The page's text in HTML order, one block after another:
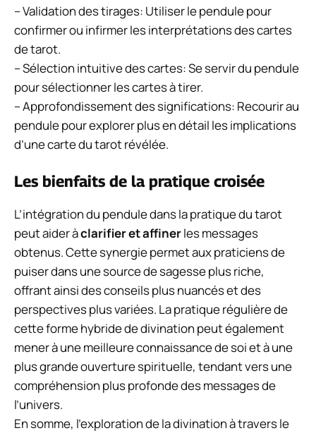
– Validation des tirages: Utiliser le pendule pour
confirmer ou infirmer les interprétations des cartes
de tarot.
– Sélection intuitive des cartes: Se servir du pendule
pour sélectionner les cartes à tirer.
– Approfondissement des significations: Recourir au
pendule pour explorer plus en détail les implications
d’une carte du tarot révélée.
Les bienfaits de la pratique croisée
L’intégration du pendule dans la pratique du tarot
peut aider àclarifier et affinerles messages
obtenus. Cette synergie permet aux praticiens de
puiser dans une source de sagesse plus riche,
offrant ainsi des conseils plus nuancés et des
perspectives plus variées. La pratique régulière de
cette forme hybride de divination peut également
mener à une meilleure connaissance de soi et à une
plus grande ouverture spirituelle, tendant vers une
compréhension plus profonde des messages de
l’univers.
En somme, l’exploration de la divination à travers le